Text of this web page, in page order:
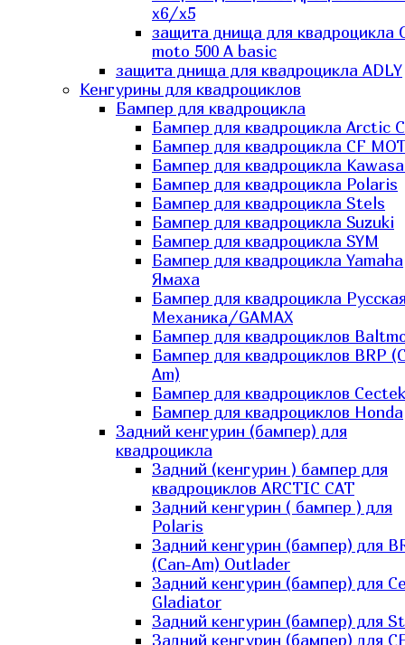
x6/x5
защита днища для квадроцикла
moto 500 A basic
защита днища для квадроцикла ADLY
Кенгурины для квадроциклов
Бампер для квадроцикла
Бампер для квадроцикла Arctic
Бампер для квадроцикла CF
Бампер для квадроцикла
Бампер для квадроцикла Polaris
Бампер для квадроцикла Stels
Бампер для квадроцикла Suzuki
Бампер для квадроцикла SYM
Бампер для квадроцикла Yamaha
Ямаха
Бампер для квадроцикла
Механика/GAMAX
Бампер для квадроциклов
Бампер для квадроциклов BRP
Am)
Бампер для квадроциклов Cectek
Бампер для квадроциклов Honda
Задний кенгурин (бампер) для
квадроцикла
Задний (кенгурин ) бампер для
квадроциклов ARCTIC CAT
Задний кенгурин ( бампер ) для
Polaris
Задний кенгурин (бампер) для
(Can-Am) Outlader
Задний кенгурин (бампер) для
Gladiator
Задний кенгурин (бампер) для
Задний кенгурин (бампер) для